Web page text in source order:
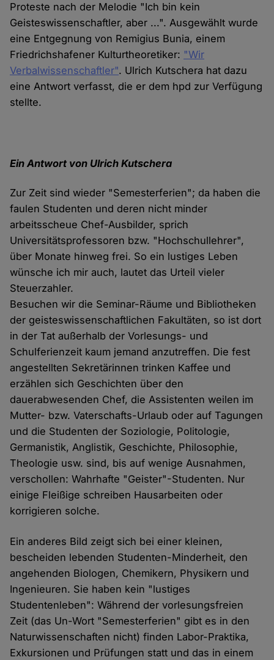
Proteste nach der Melodie "Ich bin kein
Geisteswissenschaftler, aber ...". Ausgewählt wurde
eine Entgegnung von Remigius Bunia, einem
Friedrichshafener Kulturtheoretiker: "Wir
Verbalwissenschaftler". Ulrich Kutschera hat dazu
eine Antwort verfasst, die er dem hpd zur Verfügung
stellte.
Ein Antwort von Ulrich Kutschera
Zur Zeit sind wieder "Semesterferien"; da haben die
faulen Studenten und deren nicht minder
arbeitsscheue Chef-Ausbilder, sprich
Universitätsprofessoren bzw. "Hochschullehrer",
über Monate hinweg frei. So ein lustiges Leben
wünsche ich mir auch, lautet das Urteil vieler
Steuerzahler.
Besuchen wir die Seminar-Räume und Bibliotheken
der geisteswissenschaftlichen Fakultäten, so ist dort
in der Tat außerhalb der Vorlesungs- und
Schulferienzeit kaum jemand anzutreffen. Die fest
angestellten Sekretärinnen trinken Kaffee und
erzählen sich Geschichten über den
dauerabwesenden Chef, die Assistenten weilen im
Mutter- bzw. Vaterschafts-Urlaub oder auf Tagungen
und die Studenten der Soziologie, Politologie,
Germanistik, Anglistik, Geschichte, Philosophie,
Theologie usw. sind, bis auf wenige Ausnahmen,
verschollen: Wahrhafte "Geister"-Studenten. Nur
einige Fleißige schreiben Hausarbeiten oder
korrigieren solche.
Ein anderes Bild zeigt sich bei einer kleinen,
bescheiden lebenden Studenten-Minderheit, den
angehenden Biologen, Chemikern, Physikern und
Ingenieuren. Sie haben kein "lustiges
Studentenleben": Während der vorlesungsfreien
Zeit (das Un-Wort "Semesterferien" gibt es in den
Naturwissenschaften nicht) finden Labor-Praktika,
Exkursionen und Prüfungen statt und das in einem